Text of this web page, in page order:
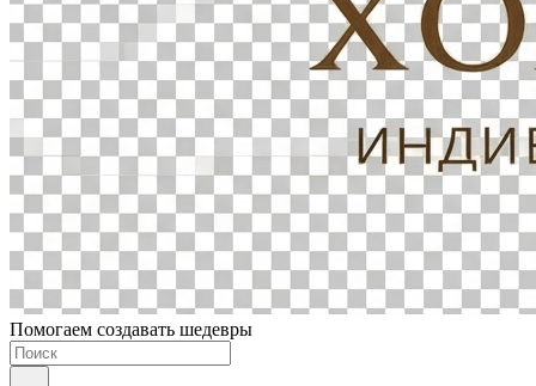
Помогаем создавать шедевры